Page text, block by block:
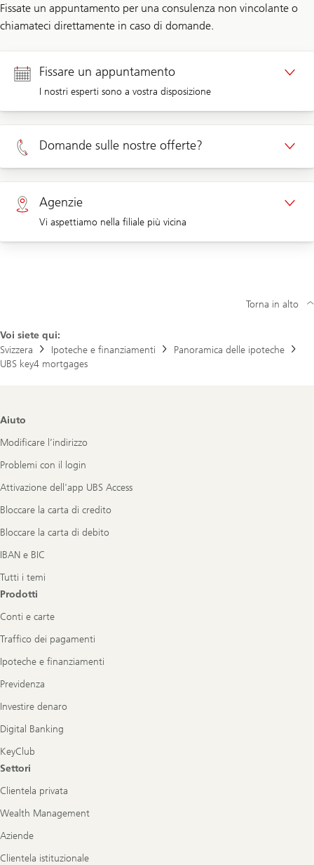
Fissate un appuntamento per una consulenza non vincolante o
chiamateci direttamente in caso di domande.
Fissare un appuntamento
I nostri esperti sono a vostra disposizione
Appuntamento clienti privati
Appuntamento clienti aziendali
Domande sulle nostre offerte?
Clienti privati 0800 002 558
Clienti aziendali 0844 853 003
Agenzie
Vi aspettiamo nella filiale più vicina
Voi siete qui:
Svizzera
Ipoteche e finanziamenti
Panoramica delle ipoteche
UBS key4 mortgages
Torna in alto
Footer
Aiuto
Modificare l’indirizzo
Problemi con il login
Attivazione dell'app UBS Access
Bloccare la carta di credito
Bloccare la carta di debito
IBAN e BIC
Tutti i temi
Prodotti
Conti e carte
Traffico dei pagamenti
Ipoteche e finanziamenti
Previdenza
Investire denaro
Digital Banking
KeyClub
Settori
Clientela privata
Wealth Management
Aziende
Clientela istituzionale